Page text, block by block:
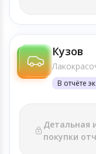
Кузов
В отчёте
Детальная
покупки